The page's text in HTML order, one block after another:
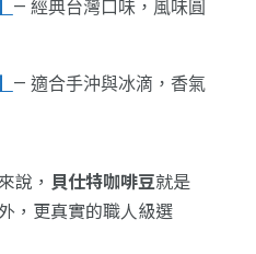
— 經典台灣口味，風味圓
— 適合手沖與冰滴，香氣
說， 貝仕特咖啡豆就是
，更真實的職人級選